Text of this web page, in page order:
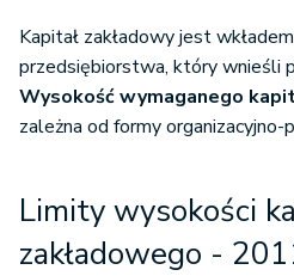
Kapitał zakładowy jest
przedsiębiorstwa, który wnieśli
Wysokość wymaganego
zależna od formy
Limity wysokości
zakładowego -